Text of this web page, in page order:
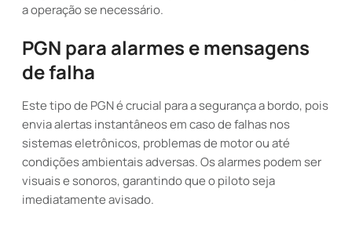
a operação se necessário.
PGN para alarmes e mensagens
de falha
Este tipo de PGN é crucial para a segurança a bordo, pois
envia alertas instantâneos em caso de falhas nos
sistemas eletrônicos, problemas de motor ou até
condições ambientais adversas. Os alarmes podem ser
visuais e sonoros, garantindo que o piloto seja
imediatamente avisado.